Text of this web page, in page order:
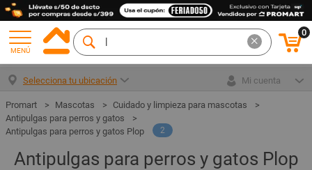
MENÚ
0
Selecciona tu ubicación Mi cuenta
Mascotas
Cuidado y limpieza para mascotas
Antipulgas para perros y gatos
Antipulgas para perros y gatos Plop
2
Antipulgas para perros y gatos Plop